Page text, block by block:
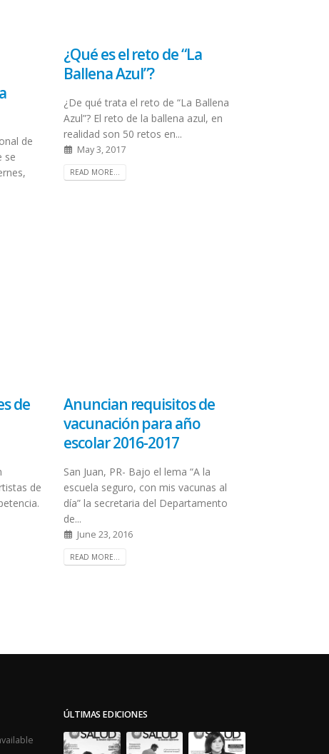
de
se
¿Qué es el reto de “La
Ballena Azul”?
¿De qué trata el reto de “La Ballena
Azul”? El reto de la ballena azul, en
realidad son 50 retos en...
May 3, 2017
READ MORE...
de
de
Anuncian requisitos de
vacunación para año
escolar 2016-2017
San Juan, PR- Bajo el lema “A la
escuela seguro, con mis vacunas al
día” la secretaria del Departamento
de...
June 23, 2016
READ MORE...
ÚLTIMAS EDICIONES